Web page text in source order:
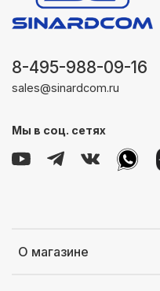
О магазине
8-495-988-09-16
sales@sinardcom.ru
Мы в соц. сетях